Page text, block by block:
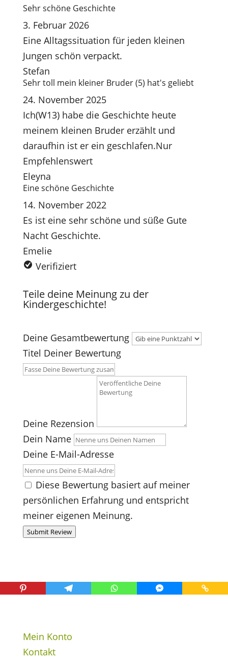
Sehr schöne Geschichte
3. Februar 2026
Eine Alltagssituation für jeden kleinen
Jungen schön verpackt.
Stefan
Sehr toll mein kleiner Bruder (5) hat's geliebt
24. November 2025
Ich(W13) habe die Geschichte heute
meinem kleinen Bruder erzählt und
daraufhin ist er ein geschlafen.Nur
Empfehlenswert
Eleyna
Eine schöne Geschichte
14. November 2022
Es ist eine sehr schöne und süße Gute
Nacht Geschichte.
Emelie
Verifiziert
Teile deine Meinung zu der
Kindergeschichte!
Deine Gesamtbewertung
Titel Deiner Bewertung
Deine Rezension
Dein Name
Deine E-Mail-Adresse
Diese Bewertung basiert auf meiner
persönlichen Erfahrung und entspricht
meiner eigenen Meinung.
Submit Review
Mein Konto
Kontakt